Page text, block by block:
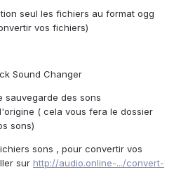
seul les fichiers au format ogg
vos fichiers)
Sound Changer
sauvegarde des sons
( cela vous fera le dossier
sons)
sons , pour convertir vos
sur http://audio.online-.../convert-